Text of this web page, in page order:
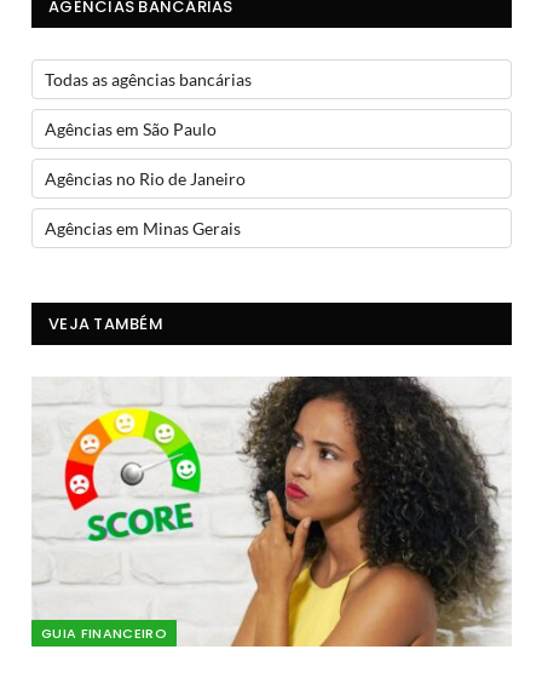
AGÊNCIAS BANCÁRIAS
Todas as agências bancárias
Agências em São Paulo
Agências no Rio de Janeiro
Agências em Minas Gerais
VEJA TAMBÉM
GUIA FINANCEIRO